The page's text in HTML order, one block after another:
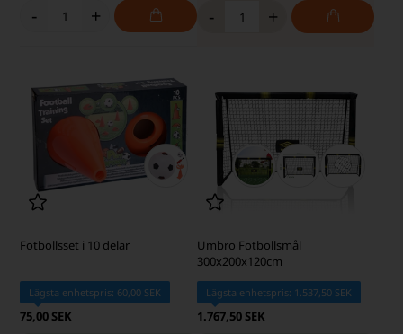
- + - +
Fotbollsset i 10 delar
Lägsta enhetspris: 60,00 SEK
75,00 SEK
Umbro Fotbollsmål
300x200x120cm
Lägsta enhetspris: 1.537,50 SEK
1.767,50 SEK